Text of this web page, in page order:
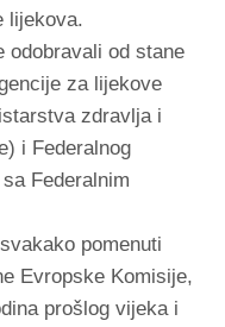
lijekova.
odobravali od stane
za lijekove
zdravlja i
i Federalnog
Federalnim
pomenuti
Evropske Komisije,
prošlog vijeka i